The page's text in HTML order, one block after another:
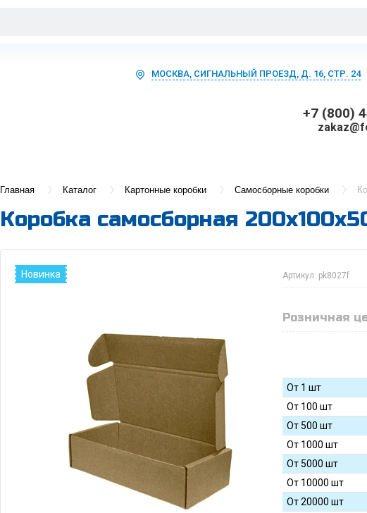
МОСКВА, СИГНАЛЬНЫЙ ПРОЕЗД, Д. 16, СТР. 24
+7 (800)
Главная Каталог Картонные коробки Самосборные коробки
Коробка самосборная
Новинка Артикул: pk8027f
Розничная
От 1 шт
От 100 шт
От 500 шт
От 1000 шт
От 5000 шт
От 10000 шт
От 20000 шт